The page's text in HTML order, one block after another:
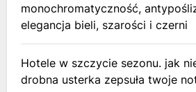
monochromatyczność,
elegancja bieli, szarości i czerni
Hotele w szczycie sezonu. jak
drobna usterka zepsuła twoje